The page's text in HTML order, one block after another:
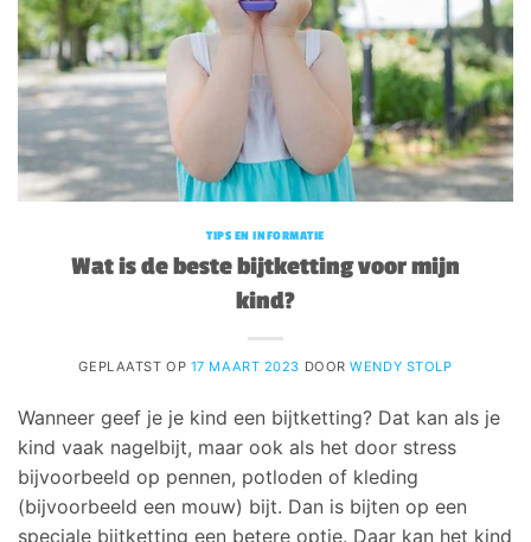
TIPS EN INFORMATIE
Wat is de beste bijtketting voor mijn
kind?
GEPLAATST OP 17 MAART 2023 DOORWENDY STOLP
Wanneer geef je je kind een bijtketting? Dat kan als je
kind vaak nagelbijt, maar ook als het door stress
bijvoorbeeld op pennen, potloden of kleding
(bijvoorbeeld een mouw) bijt. Dan is bijten op een
speciale bijtketting een betere optie. Daar kan het kind